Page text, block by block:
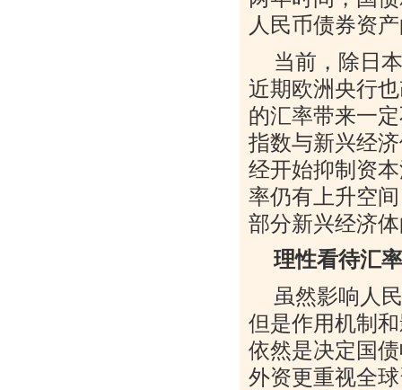
人民币债券资
当前，除日
近期欧洲央行
的汇率带来一
指数与新兴经
经开始抑制资
率仍有上升空
部分新兴经济
理性看待汇
虽然影响人
但是作用机制
依然是决定国
外资更重视全